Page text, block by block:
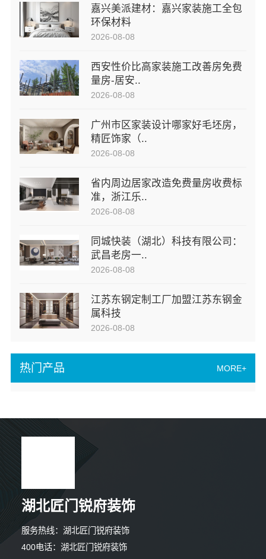
热门产品 MORE+
嘉兴美派建材：嘉兴家装施工全包
环保材料
2026-08-08
西安性价比高家装施工改善房免费
量房-居安..
2026-08-08
广州市区家装设计哪家好毛坯房，
精匠饰家（..
2026-08-08
省内周边居家改造免费量房收费标
准，浙江乐..
2026-08-08
同城快装（湖北）科技有限公司：
武昌老房一..
2026-08-08
江苏东钢定制工厂加盟江苏东钢金
属科技
2026-08-08
湖北匠门锐府装饰
服务热线：湖北匠门锐府装饰
400电话：湖北匠门锐府装饰